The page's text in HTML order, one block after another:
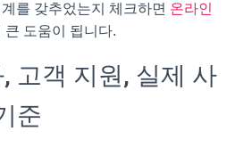
를 갖추었는지 체크하면 온라인
큰 도움이 됩니다.
고객 지원, 실제 사
준